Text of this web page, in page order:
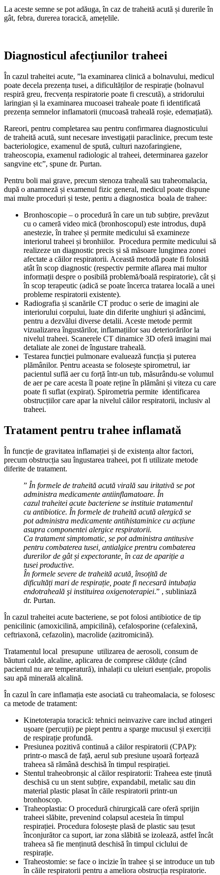
La aceste semne se pot adăuga, în caz de traheită acută și durerile în
gât, febra, durerea toracică, amețelile.
Diagnosticul afecțiunilor traheei
În cazul traheitei acute, ”la examinarea clinică a bolnavului, medicul
poate decela prezența tusei, a dificultăților de respirație (bolnavul
respiră greu, frecvența respiratorie poate fi crescută), a stridorului
laringian și la examinarea mucoasei traheale poate fi identificată
prezența semnelor inflamatorii (mucoasă traheală roșie, edemațiată).
Rareori, pentru completarea sau pentru confirmarea diagnosticului
de traheită acută, sunt necesare investigații paraclinice, precum teste
bacteriologice, examenul de spută, culturi nazofaringiene,
traheoscopia, examenul radiologic al traheei, determinarea gazelor
sangvine etc”, spune dr. Purtan.
Pentru boli mai grave, precum stenoza traheală sau traheomalacia,
după o anamneză și examenul fizic general, medicul poate dispune
mai multe proceduri și teste, pentru a diagnostica boala de trahee:
Bronhoscopie – o procedură în care un tub subțire, prevăzut
cu o cameră video mică (bronhoscopul) este introdus, după
anestezie, în trahee și permite medicului să examineze
interiorul traheei și bronhiilor. Procedura permite medicului să
realizeze un diagnostic precis și să măsoare lungimea zonei
afectate a căilor respiratorii. Această metodă poate fi folosită
atât în scop diagnostic (respectiv permite aflarea mai multor
informații despre o posibilă problemă/boală respiratorie), cât și
în scop terapeutic (adică se poate încerca tratarea locală a unei
probleme respiratorii existente).
Radiografia și scanările CT produc o serie de imagini ale
interiorului corpului, luate din diferite unghiuri și adâncimi,
pentru a dezvălui diverse detalii. Aceste metode permit
vizualizarea îngustărilor, inflamațiilor sau deteriorărilor la
nivelul traheei. Scanerele CT dinamice 3D oferă imagini mai
detaliate ale zonei de îngustare traheală.
Testarea funcției pulmonare evaluează funcția și puterea
plămânilor. Pentru aceasta se folosește spirometrul, iar
pacientul suflă aer cu forță într-un tub, măsurându-se volumul
de aer pe care acesta îl poate reține în plămâni și viteza cu care
poate fi suflat (expirat). Spirometria permite identificarea
obstrucțiilor care apar la nivelul căilor respiratorii, inclusiv al
traheei.
Tratament pentru trahee inflamată
În funcție de gravitatea inflamației și de existența altor factori,
precum obstrucția sau îngustarea traheei, pot fi utilizate metode
diferite de tratament.
” În formele de traheită acută virală sau iritativă se pot
administra medicamente antiinflamatoare. În
cazul traheitei acute bacteriene se instituie tratamentul
cu antibiotice. În formele de traheită acută alergică se
pot administra medicamente antihistaminice cu acțiune
asupra componentei alergice respiratorii.
Ca tratament simptomatic, se pot administra antitusive
pentru combaterea tusei, antialgice prentru combaterea
durerilor de gât și expectorante, în caz de apariție a
tusei productive.
În formele severe de traheită acută, însoțită de
dificultăți mari de respirație, poate fi necesară intubația
endotraheală şi instituirea oxigenoterapiei.” , subliniază
dr. Purtan.
În cazul traheitei acute bacteriene, se pot folosi antibiotice de tip
penicilinic (amoxicilină, ampicilină), cefalosporine (cefalexină,
ceftriaxonă, cefazolin), macrolide (azitromicină).
Tratamentul local presupune utilizarea de aerosoli, consum de
băuturi calde, alcaline, aplicarea de comprese călduțe (când
pacientul nu are temperatură), inhalații cu uleiuri esențiale, propolis
sau apă minerală alcalină.
În cazul în care inflamația este asociată cu traheomalacia, se folosesc
ca metode de tratament:
Kinetoterapia toracică: tehnici neinvazive care includ atingeri
ușoare (percuții) pe piept pentru a sparge mucusul și exerciții
de respirație profundă.
Presiunea pozitivă continuă a căilor respiratorii (CPAP):
printr-o mască de față, aerul sub presiune ușoară forțează
traheea să rămână deschisă în timpul respirației.
Stentul traheobronșic al căilor respiratorii: Traheea este ținută
deschisă cu un stent subțire, expandabil, metalic sau din
material plastic plasat în căile respiratorii printr-un
bronhoscop.
Traheoplastia: O procedură chirurgicală care oferă sprijin
traheei slăbite, prevenind colapsul acesteia în timpul
respirației. Procedura folosește plasă de plastic sau țesut
înconjurător ca suport, iar zona slăbită se izolează, astfel încât
traheea să fie menținută deschisă în timpul ciclului de
respirație.
Traheostomie: se face o incizie în trahee și se introduce un tub
în căile respiratorii pentru a ameliora obstrucția respiratorie.